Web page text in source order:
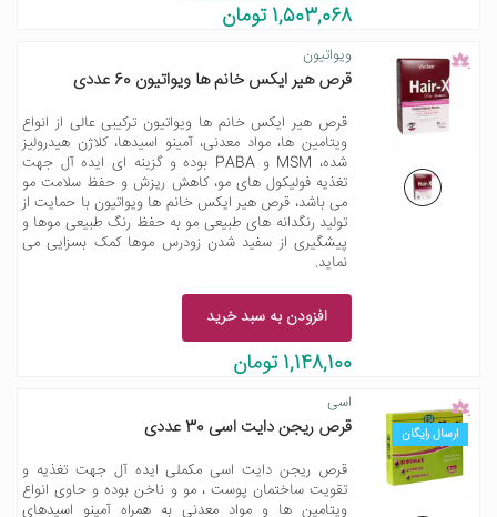
1,503,068 تومان
ویواتیون
قرص هیر ایکس خانم ها ویواتیون 60 عددی
قرص هیر ایکس خانم ها ویواتیون ترکیبی عالی از انواع
ویتامین ها، مواد معدنی، آمینو اسیدها، کلاژن هیدرولیز
شده، MSM و PABA بوده و گزینه ای ایده آل جهت
تغذیه فولیکول های مو، کاهش ریزش و حفظ سلامت مو
می باشد، قرص هیر ایکس خانم ها ویواتیون با حمایت از
تولید رنگدانه های طبیعی مو به حفظ رنگ طبیعی موها و
پیشگیری از سفید شدن زودرس موها کمک بسزایی می
نماید.
افزودن به سبد خرید
1,148,100 تومان
ارسال رایگان
اسی
قرص ریجن دایت اسی 30 عددی
قرص ریجن دایت اسی مکملی ایده آل جهت تغذیه و
تقویت ساختمان پوست ، مو و ناخن بوده و حاوی انواع
ویتامین ها و مواد معدنی به همراه آمینو اسیدهای